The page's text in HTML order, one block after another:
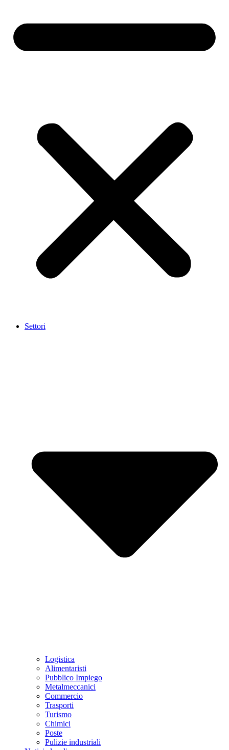
Settori
Logistica
Alimentaristi
Pubblico Impiego
Metalmeccanici
Commercio
Trasporti
Turismo
Chimici
Poste
Pulizie industriali